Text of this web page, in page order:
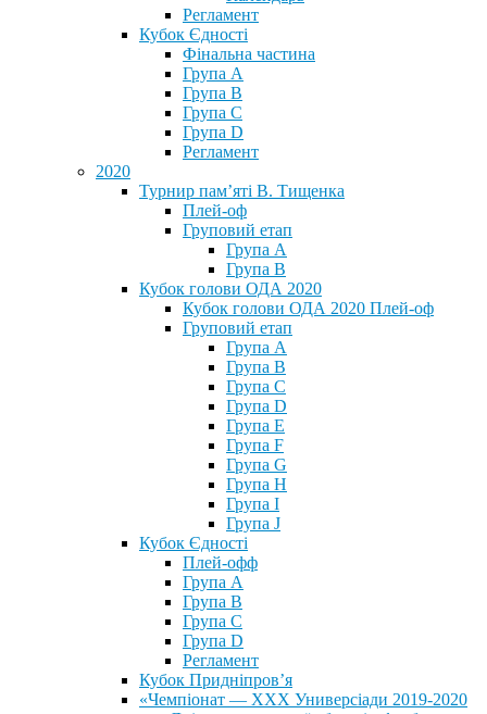
Регламент
Кубок Єдності
Фінальна частина
Група А
Група В
Група С
Група D
Регламент
2020
Турнир пам’яті В. Тищенка
Плей-оф
Груповий етап
Група А
Група В
Кубок голови ОДА 2020
Кубок голови ОДА 2020 Плей-оф
Груповий етап
Група A
Група B
Група C
Група D
Група E
Група F
Група G
Група H
Група I
Група J
Кубок Єдності
Плей-офф
Група А
Група В
Група С
Група D
Регламент
Кубок Придніпров’я
«Чемпіонат — ХХХ Универсіади 2019-2020